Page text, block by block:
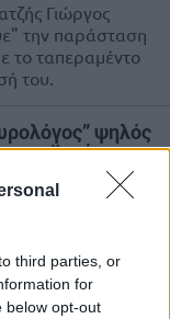
third parties, or
for
below opt-out
Γιώργος
την παράσταση
το ταπεραμέντο
του.
ψηλός
την νέα